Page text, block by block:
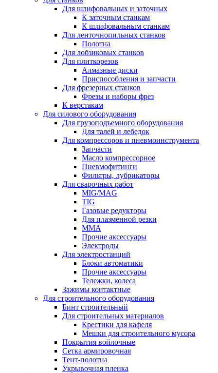
Для шлифовальных и заточных
К заточным станкам
К шлифовальным станкам
Для ленточнопильных станков
Полотна
Для лобзиковых станков
Для плиткорезов
Алмазные диски
Приспособления и запчасти
Для фрезерных станков
Фрезы и наборы фрез
К верстакам
Для силового оборудования
Для грузоподъемного оборудования
Для талей и лебедок
Для компрессоров и пневмоинструмента
Запчасти
Масло компрессорное
Пневмофитинги
Фильтры, лубрикаторы
Для сварочных работ
MIG/MAG
TIG
Газовые редукторы
Для плазменной резки
ММА
Прочие аксессуары
Электроды
Для электростанций
Блоки автоматики
Прочие аксессуары
Тележки, колеса
Зажимы контактные
Для строительного оборудования
Бинт строительный
Для строительных материалов
Крестики для кафеля
Мешки для строительного мусора
Покрытия войлочные
Сетка армировочная
Тент-полотна
Укрывочная пленка